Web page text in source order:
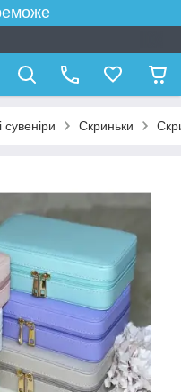
сувеніри Скриньки